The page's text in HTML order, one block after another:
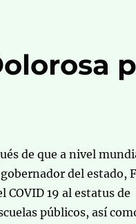
de que a nivel
del estado,
COVID 19 al estatus
públicos, así